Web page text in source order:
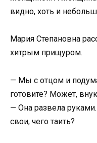
видно, хоть и
Мария Степановна
хитрым прищуром.
— Мы с отцом и
готовите? Может,
— Она развела
свои, чего таить?